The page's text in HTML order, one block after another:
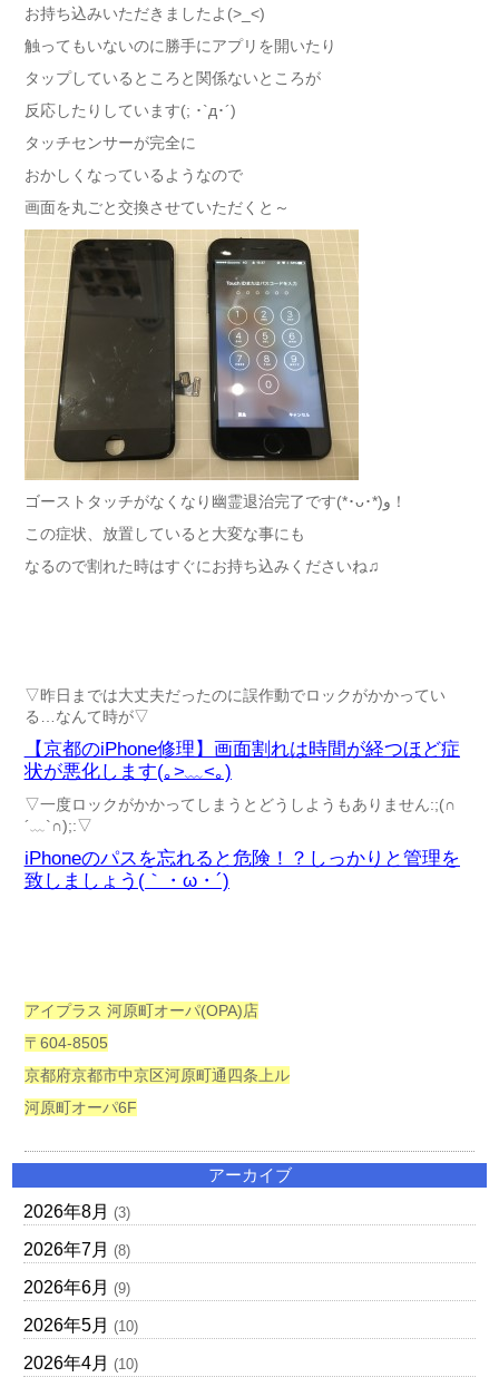
お持ち込みいただきましたよ(>_<)
触ってもいないのに勝手にアプリを開いたり
タップしているところと関係ないところが
反応したりしています(; ･`д･´)
タッチセンサーが完全に
おかしくなっているようなので
画面を丸ごと交換させていただくと～
ゴーストタッチがなくなり幽霊退治完了です(*･ᴗ･*)و！
この症状、放置していると大変な事にも
なるので割れた時はすぐにお持ち込みくださいね♫
▽昨日までは大丈夫だったのに誤作動でロックがかかってい
る…なんて時が▽
【京都のiPhone修理】画面割れは時間が経つほど症
状が悪化します(｡>﹏<｡)
▽一度ロックがかかってしまうとどうしようもありません:;(∩
´﹏`∩);:▽
iPhoneのパスを忘れると危険！？しっかりと管理を
致しましょう(｀・ω・´)
アイプラス 河原町オーパ(OPA)店
〒604-8505
京都府京都市中京区河原町通四条上ル
河原町オーパ6F
アーカイブ
2026年8月 (3)
2026年7月 (8)
2026年6月 (9)
2026年5月 (10)
2026年4月 (10)